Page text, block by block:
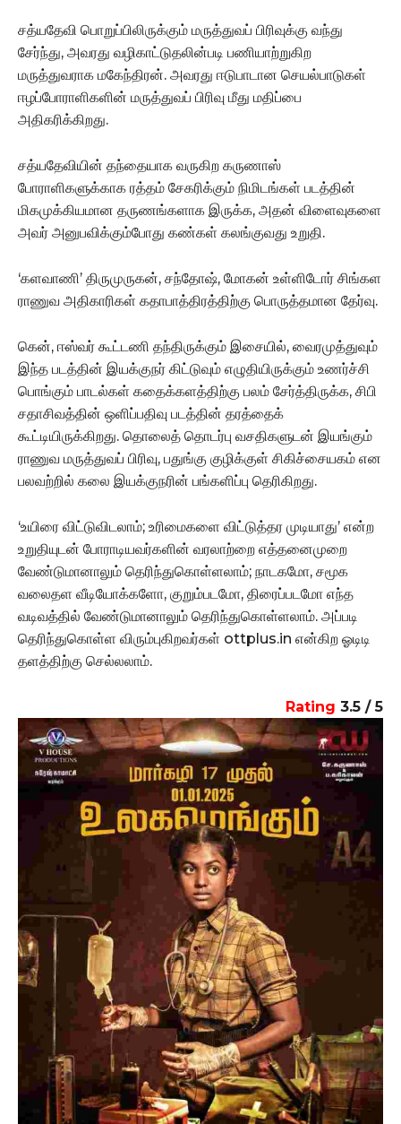
சத்யதேவி பொறுப்பிலிருக்கும் மருத்துவப் பிரிவுக்கு வந்து
சேர்ந்து, அவரது வழிகாட்டுதலின்படி பணியாற்றுகிற
மருத்துவராக மகேந்திரன். அவரது ஈடுபாடான செயல்பாடுகள்
ஈழப்போராளிகளின் மருத்துவப் பிரிவு மீது மதிப்பை
அதிகரிக்கிறது.
சத்யதேவியின் தந்தையாக வருகிற கருணாஸ்
போராளிகளுக்காக ரத்தம் சேகரிக்கும் நிமிடங்கள் படத்தின்
மிகமுக்கியமான தருணங்களாக இருக்க, அதன் விளைவுகளை
அவர் அனுபவிக்கும்போது கண்கள் கலங்குவது உறுதி.
‘களவாணி’ திருமுருகன், சந்தோஷ், மோகன் உள்ளிடோர் சிங்கள
ராணுவ அதிகாரிகள் கதாபாத்திரத்திற்கு பொருத்தமான தேர்வு.
கென், ஈஸ்வர் கூட்டணி தந்திருக்கும் இசையில், வைரமுத்துவும்
இந்த படத்தின் இயக்குநர் கிட்டுவும் எழுதியிருக்கும் உணர்ச்சி
பொங்கும் பாடல்கள் கதைக்களத்திற்கு பலம் சேர்த்திருக்க, சிபி
சதாசிவத்தின் ஒளிப்பதிவு படத்தின் தரத்தைக்
கூட்டியிருக்கிறது. தொலைத் தொடர்பு வசதிகளுடன் இயங்கும்
ராணுவ மருத்துவப் பிரிவு, பதுங்கு குழிக்குள் சிகிச்சையகம் என
பலவற்றில் கலை இயக்குநரின் பங்களிப்பு தெரிகிறது.
‘உயிரை விட்டுவிடலாம்; உரிமைகளை விட்டுத்தர முடியாது’ என்ற
உறுதியுடன் போராடியவர்களின் வரலாற்றை எத்தனைமுறை
வேண்டுமானாலும் தெரிந்துகொள்ளலாம்; நாடகமோ, சமூக
வலைதள வீடியோக்களோ, குறும்படமோ, திரைப்படமோ எந்த
வடிவத்தில் வேண்டுமானாலும் தெரிந்துகொள்ளலாம். அப்படி
தெரிந்துகொள்ள விரும்புகிறவர்கள் ottplus.in என்கிற ஓடிடி
தளத்திற்கு செல்லலாம்.
Rating 3.5 / 5